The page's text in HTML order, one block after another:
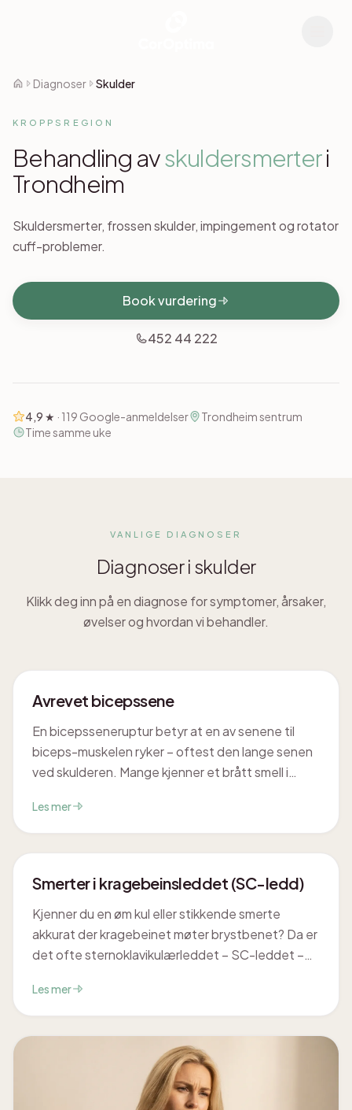
Diagnoser Skulder
KROPPSREGION
Behandling avskuldersmerteri
Trondheim
Skuldersmerter, frossen skulder, impingement og rotator
cuff-problemer.
Book vurdering
452 44 222
4,9 ★ · 119 Google-anmeldelser
Trondheim sentrum
Time samme uke
VANLIGE DIAGNOSER
Diagnoser i skulder
Klikk deg inn på en diagnose for symptomer, årsaker,
øvelser og hvordan vi behandler.
Avrevet bicepssene
En bicepsseneruptur betyr at en av senene til
biceps-muskelen ryker – oftest den lange senen
ved skulderen. Mange kjenner et brått smell i
overarmen. Tilstanden er som regel ufarlig, men
bør vurderes for å utelukke skade som trenger
rask behandling.
Les mer
Smerter i kragebeinsleddet (SC-ledd)
Kjenner du en øm kul eller stikkende smerte
akkurat der kragebeinet møter brystbenet? Da er
det ofte sternoklavikulærleddet – SC-leddet –
det er det eneste ekte leddet som binder hele
armen og skulderbuen til resten av skjelettet, og
derfor merkes plagene godt i alt du gjør med
Les mer